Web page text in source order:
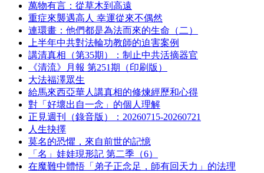
萬物有言：從草木到高遠
重症來襲遇高人 幸運從來不偶然
連環畫：他們都是為法而來的生命（二）
上半年中共對法輪功教師的迫害案例
講清真相（第35期）：制止中共活摘器官
《清流》月報 第251期（印刷版）
大法福澤眾生
給馬來西亞華人講真相的修煉經歷和心得
對「好壞出自一念」的個人理解
正見週刊（錄音版）：20260715-20260721
人生抉擇
莫名的恐懼，來自前世的記憶
「名」娃娃現形記 第二季（6）
在魔難中體悟「弟子正念足，師有回天力」的法理